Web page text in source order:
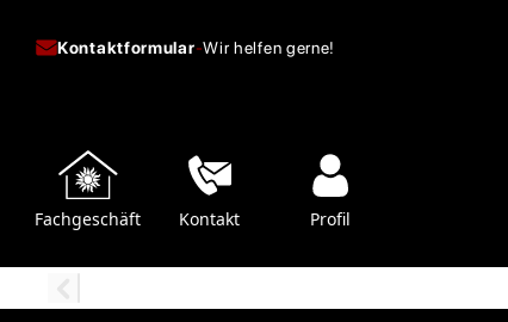
Kontaktformular-Wir helfen gerne!
Fachgeschäft Kontakt Profil